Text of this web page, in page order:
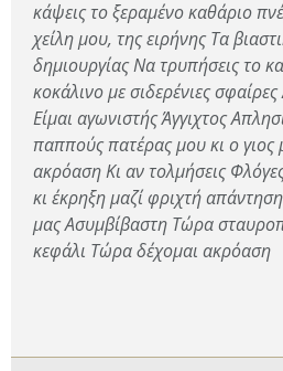
κάψεις το ξεραμένο καθάριο
χείλη μου, της ειρήνης Τα
δημιουργίας Να τρυπήσεις το
κοκάλινο με σιδερένιες
Είμαι αγωνιστής Άγγιχτος
παππούς πατέρας μου κι ο
ακρόαση Κι αν τολμήσεις
κι έκρηξη μαζί φριχτή
μας Ασυμβίβαστη Τώρα
κεφάλι Τώρα δέχομαι ακρόαση